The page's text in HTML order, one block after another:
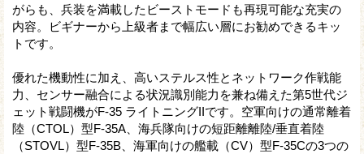
がらも、兵装を満載したビーストモードも再現可能な充実の
内容。ビギナーから上級者まで幅広い層にお勧めできるキッ
トです。
優れた機動性に加え、高いステルス性とネットワーク作戦能
力、センサー融合による状況識別能力を兼ね備えた第5世代ジ
ェット戦闘機がF-35 ライトニングIIです。空軍向けの通常離着
陸（CTOL）型F-35A、海兵隊向けの短距離離陸/垂直着陸
（STOVL）型F-35B、海軍向けの艦載（CV）型F-35Cの3つの